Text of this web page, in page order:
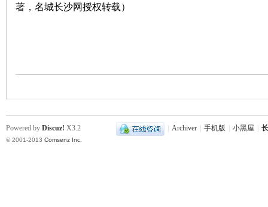
著，名城长沙网授权转载）
Archiver 手机版 小黑屋
Powered by Discuz! X3.2
© 2001-2013 Comsenz Inc.